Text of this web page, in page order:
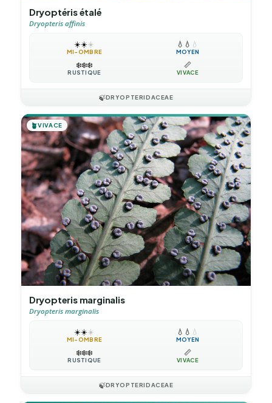
Dryoptéris étalé
Dryopteris affinis
☀️☀️☀️
MI-OMBRE
💧 💧 💧
MOYEN
❄️❄️❄️
RUSTIQUE
📏
VIVACE
🍃DRYOPTERIDACEAE
🪴VIVACE
Dryopteris marginalis
Dryopteris marginalis
☀️☀️☀️
MI-OMBRE
💧 💧 💧
MOYEN
❄️❄️❄️
RUSTIQUE
📏
VIVACE
🍃DRYOPTERIDACEAE